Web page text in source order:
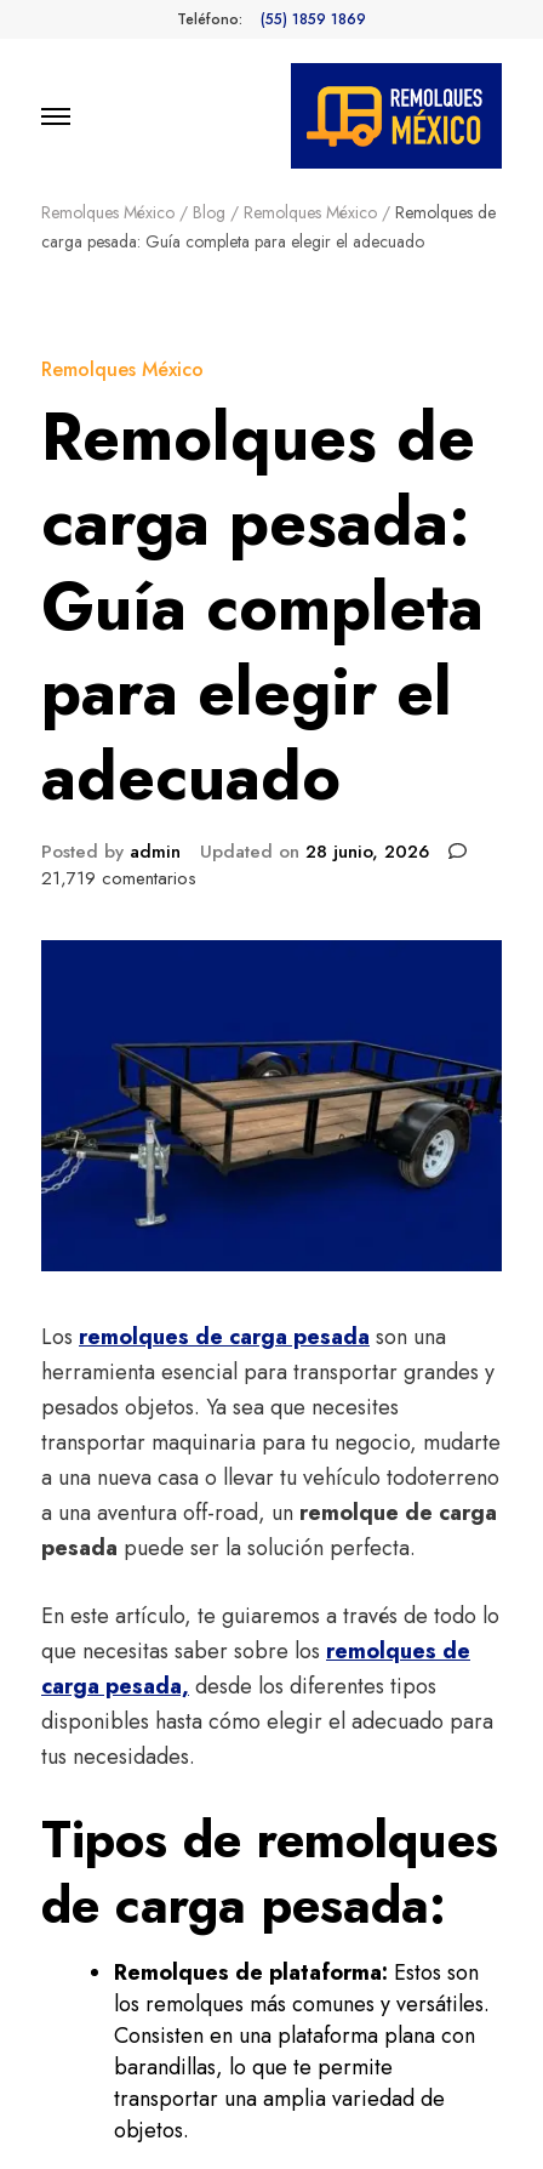
Teléfono: (55) 1859 1869
Remolques
México
México
Remolques México / Blog / Remolques México / Remolques de
carga pesada: Guía completa para elegir el adecuado
Remolques México
Remolques de
carga pesada:
Guía completa
para elegir el
adecuado
Posted by admin Updated on 28 junio, 2026
21,719 comentarios
completa
elegir
el
adecuado
Los remolques de carga pesadason una
herramienta esencial para transportar grandes y
pesados objetos. Ya sea que necesites
transportar maquinaria para tu negocio, mudarte
a una nueva casa o llevar tu vehículo todoterreno
a una aventura off-road, un remolque de carga
pesada puede ser la solución perfecta.
En este artículo, te guiaremos a través de todo lo
que necesitas saber sobre los remolques de
carga pesada,desde los diferentes tipos
disponibles hasta cómo elegir el adecuado para
tus necesidades.
Tipos de remolques
de carga pesada:
Remolques de plataforma: Estos son
los remolques más comunes y versátiles.
Consisten en una plataforma plana con
barandillas, lo que te permite
transportar una amplia variedad de
objetos.